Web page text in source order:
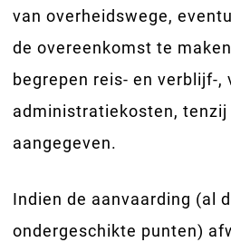
van overheidswege,
de overeenkomst te
begrepen reis- en verblijf-,
administratiekosten, tenzij
aangegeven.
Indien de aanvaarding (al
ondergeschikte punten)